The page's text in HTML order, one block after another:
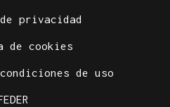
privacidad
de cookies
de uso